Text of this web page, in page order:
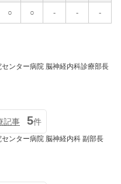
○ ○ - - -
ンター病院 脳神経内科診療部長
記事 5件
ンター病院 脳神経内科 副部長